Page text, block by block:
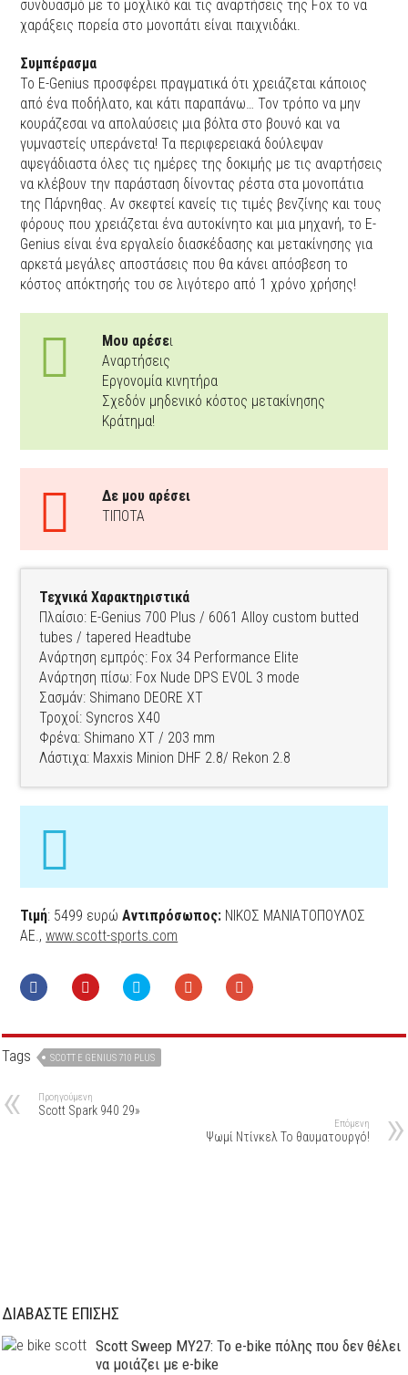
συνδυασμό με το μοχλικό και τις αναρτήσεις της Fox το να
χαράξεις πορεία στο μονοπάτι είναι παιχνιδάκι.
Συμπέρασμα
Το Ε-Genius προσφέρει πραγματικά ότι χρειάζεται κάποιος
από ένα ποδήλατο, και κάτι παραπάνω… Τον τρόπο να μην
κουράζεσαι να απολαύσεις μια βόλτα στο βουνό και να
γυμναστείς υπεράνετα! Τα περιφερειακά δούλεψαν
αψεγάδιαστα όλες τις ημέρες της δοκιμής με τις αναρτήσεις
να κλέβουν την παράσταση δίνοντας ρέστα στα μονοπάτια
της Πάρνηθας. Αν σκεφτεί κανείς τις τιμές βενζίνης και τους
φόρους που χρειάζεται ένα αυτοκίνητο και μια μηχανή, το E-
Genius είναι ένα εργαλείο διασκέδασης και μετακίνησης για
αρκετά μεγάλες αποστάσεις που θα κάνει απόσβεση το
κόστος απόκτησής του σε λιγότερο από 1 χρόνο χρήσης!
Μου αρέσει
Αναρτήσεις
Εργονομία κινητήρα
Σχεδόν μηδενικό κόστος μετακίνησης
Κράτημα!
Δε μου αρέσει
ΤΙΠΟΤΑ
Τεχνικά Χαρακτηριστικά
Πλαίσιο: E-Genius 700 Plus / 6061 Alloy custom butted
tubes / tapered Headtube
Ανάρτηση εμπρός: Fox 34 Performance Elite
Ανάρτηση πίσω: Fox Nude DPS EVOL 3 mode
Σασμάν: Shimano DEORE XT
Τροχοί: Syncros X40
Φρένα: Shimano XT / 203 mm
Λάστιχα: Maxxis Minion DHF 2.8/ Rekon 2.8
Τιμή: 5499 ευρώΑντιπρόσωπος: ΝΙΚΟΣ ΜΑΝΙΑΤΟΠΟΥΛΟΣ
ΑΕ.,www.scott-sports.com
Tags SCOTT E GENIUS 710 PLUS
Προηγούμενη
Scott Spark 940 29»
Επόμενη
Ψωμί Ντίνκελ Το θαυματουργό!
ΔΙΑΒΑΣΤΕ ΕΠΙΣΗΣ
Scott Sweep MY27: Το e-bike πόλης που δεν θέλει
να μοιάζει με e-bike